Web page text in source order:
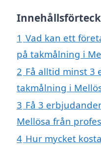
1 Vad kan ett
på takmålning i
2 Få alltid minst 3
takmålning i
3 Få 3
Mellösa från
4 Hur mycket